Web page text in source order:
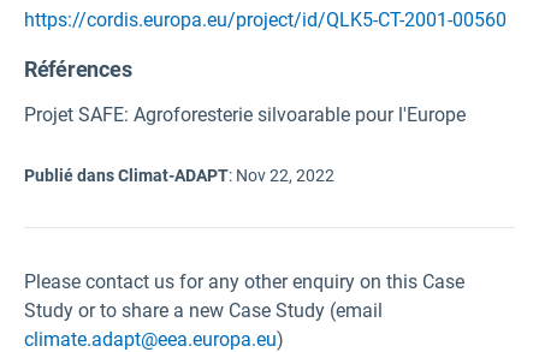
https://cordis.europa.eu/project/id/QLK5-CT-2001-00560
Références
Projet SAFE: Agroforesterie silvoarable pour l'Europe
Publié dans Climat-ADAPT: Nov 22, 2022
Please contact us for any other enquiry on this Case
Study or to share a new Case Study (email
climate.adapt@eea.europa.eu)